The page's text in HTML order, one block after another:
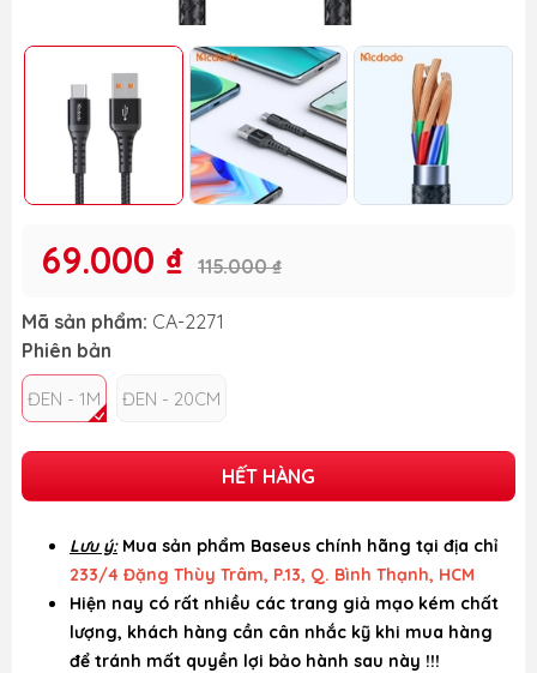
69.000 ₫ 115.000 ₫
Mã sản phẩm: CA-2271
Phiên bản
ĐEN - 1M ĐEN - 20CM
HẾT HÀNG
Lưu ý: Mua sản phẩm Baseus chính hãng tại địa chỉ
233/4 Đặng Thùy Trâm, P.13, Q. Bình Thạnh, HCM
Hiện nay có rất nhiều các trang giả mạo kém chất
lượng, khách hàng cần cân nhắc kỹ khi mua hàng
để tránh mất quyền lợi bảo hành sau này !!!